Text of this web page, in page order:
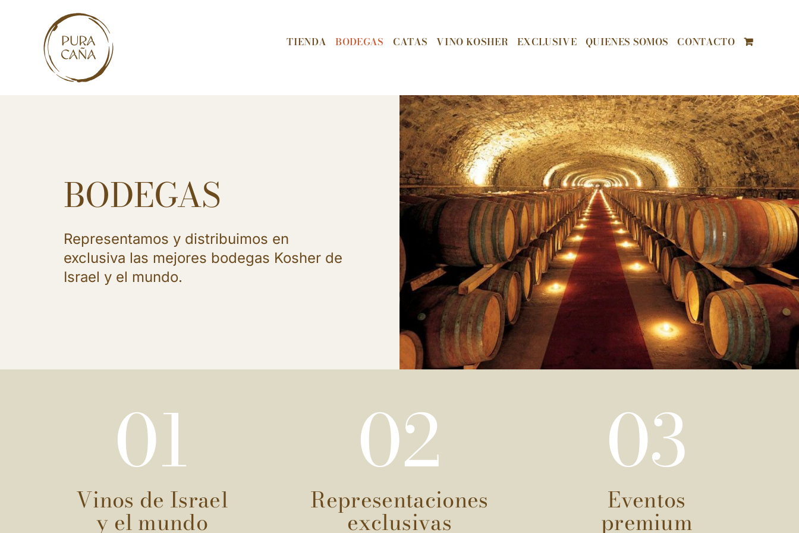
content
TIENDA BODEGAS CATAS VINO KOSHER EXCLUSIVE QUIENES SOMOS CONTACTO
BODEGAS
Representamos y distribuimos en
exclusiva las mejores bodegas Kosher de
Israel y el mundo.
01
Vinos de Israel
y el mundo
02
Representaciones
exclusivas
03
Eventos
premium